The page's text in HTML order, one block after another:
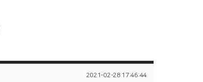
2021-02-28 17:46:44